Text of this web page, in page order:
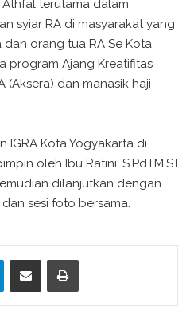
terutama dalam
syiar RA di masyarakat yang
orang tua RA Se Kota
program Ajang Kreatifitas
(Aksera) dan manasik haji
IGRA Kota Yogyakarta di
oleh Ibu Ratini, S.Pd.I,M.S.I
dilanjutkan dengan
sesi foto bersama.
Telegram